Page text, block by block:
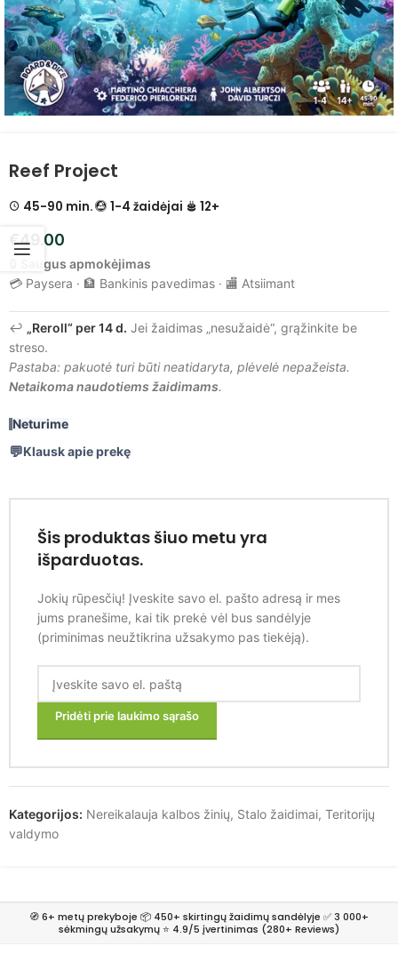
Reef Project
45-90 min. 1-4 žaidėjai 12+
€49.00
Saugus apmokėjimas
💳 Paysera · 🏦 Bankinis pavedimas · 🏬 Atsiimant
↩️ „Reroll“ per 14 d. Jei žaidimas „nesužaidė“, grąžinkite be
streso.
Pastaba: pakuotė turi būti neatidaryta, plėvelė nepažeista.
Netaikoma naudotiems žaidimams.
Neturime
Klausk apie prekę
Šis produktas šiuo metu yra
išparduotas.
Jokių rūpesčių! Įveskite savo el. pašto adresą ir mes
jums pranešime, kai tik prekė vėl bus sandėlyje
(priminimas neužtikrina užsakymo pas tiekėją).
Pridėti prie laukimo sąrašo
Kategorijos: Nereikalauja kalbos žinių, Stalo žaidimai, Teritorijų
valdymo
🧭 6+ metų prekyboje 📦 450+ skirtingų žaidimų sandėlyje ✅ 3 000+
sėkmingų užsakymų ⭐ 4.9/5 įvertinimas (280+ Reviews)